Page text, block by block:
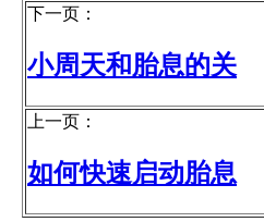
下一页：
小周天和胎息的关
上一页：
如何快速启动胎息